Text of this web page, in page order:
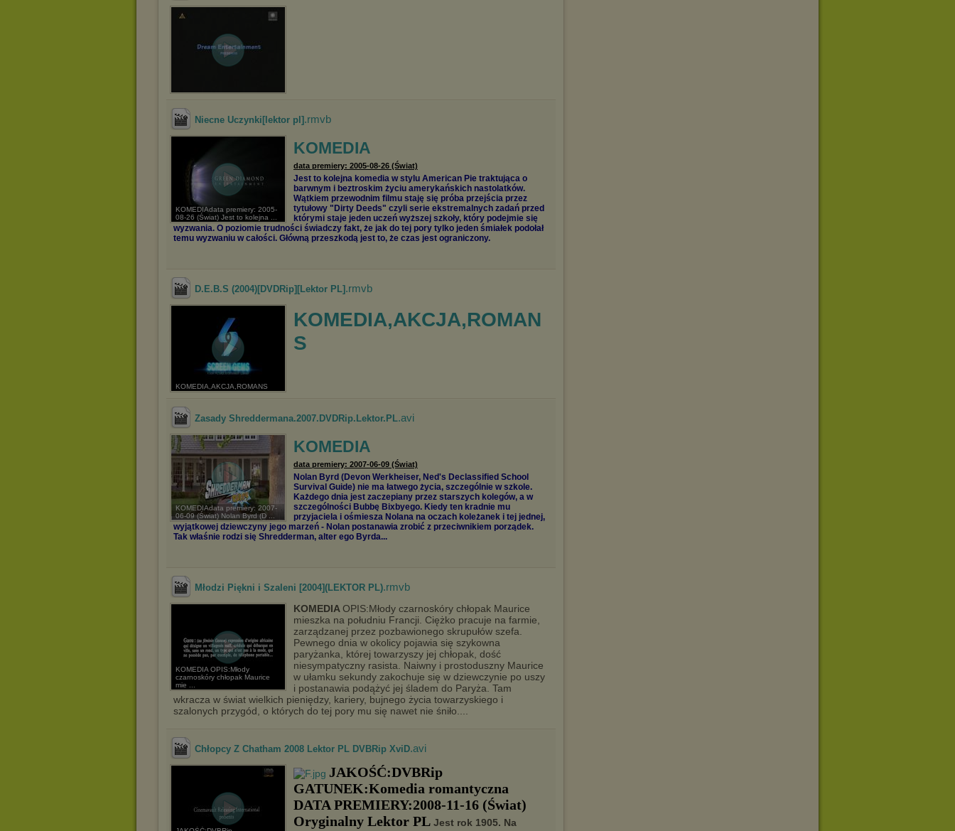
Niecne Uczynki[lektor pl] .rmvb
KOMEDIAdata premiery: 2005-
08-26 (Świat) Jest to kolejna ...
KOMEDIA
data premiery: 2005-08-26 (Świat)
Jest to kolejna komedia w stylu American Pie traktująca o
barwnym i beztroskim życiu amerykańskich nastolatków.
Wątkiem przewodnim filmu staję się próba przejścia przez
tytułowy "Dirty Deeds" czyli serie ekstremalnych zadań przed
którymi staje jeden uczeń wyższej szkoły, który podejmie się
wyzwania. O poziomie trudności świadczy fakt, że jak do tej pory tylko jeden śmiałek podołał
temu wyzwaniu w całości. Główną przeszkodą jest to, że czas jest ograniczony.
D.E.B.S (2004)[DVDRip][Lektor PL] .rmvb
KOMEDIA,AKCJA,ROMANS
KOMEDIA,AKCJA,ROMAN
S
Zasady Shreddermana.2007.DVDRip.Lektor.PL.avi
KOMEDIAdata premiery: 2007-
06-09 (Świat) Nolan Byrd (D ...
KOMEDIA
data premiery: 2007-06-09 (Świat)
Nolan Byrd (Devon Werkheiser, Ned's Declassified School
Survival Guide) nie ma łatwego życia, szczególnie w szkole.
Każdego dnia jest zaczepiany przez starszych kolegów, a w
szczególności Bubbę Bixbyego. Kiedy ten kradnie mu
przyjaciela i ośmiesza Nolana na oczach koleżanek i tej jednej,
wyjątkowej dziewczyny jego marzeń - Nolan postanawia zrobić z przeciwnikiem porządek.
Tak właśnie rodzi się Shredderman, alter ego Byrda...
Młodzi Piękni i Szaleni [2004](LEKTOR PL).rmvb
KOMEDIA OPIS:Młody
czarnoskóry chłopak Maurice
mie ...
KOMEDIA OPIS:Młody czarnoskóry chłopak Maurice
mieszka na południu Francji. Ciężko pracuje na farmie,
zarządzanej przez pozbawionego skrupułów szefa.
Pewnego dnia w okolicy pojawia się szykowna
paryżanka, której towarzyszy jej chłopak, dość
niesympatyczny rasista. Naiwny i prostoduszny Maurice
w ułamku sekundy zakochuje się w dziewczynie po uszy
i postanawia podążyć jej śladem do Paryża. Tam
wkracza w świat wielkich pieniędzy, kariery, bujnego życia towarzyskiego i
szalonych przygód, o których do tej pory mu się nawet nie śniło....
Chłopcy Z Chatham 2008 Lektor PL DVBRip XviD.avi
JAKOŚĆ:DVBRip
GATUNEK:Komedia romantyczna
DATA PREMIERY:2008-11-16 (Świat)
Oryginalny Lektor PL Jest rok 1905. Na